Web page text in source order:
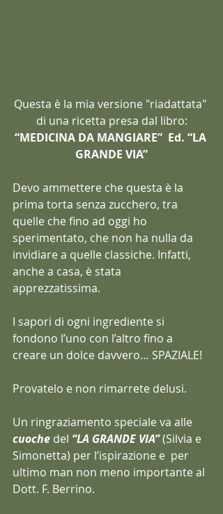
Questa è la mia versione "riadattata"
di una ricetta presa dal libro:
“MEDICINA DA MANGIARE”  Ed. “LA
GRANDE VIA”
Devo ammettere che questa è la
prima torta senza zucchero, tra
quelle che fino ad oggi ho
sperimentato, che non ha nulla da
invidiare a quelle classiche. Infatti,
anche a casa, è stata
apprezzatissima.
I sapori di ogni ingrediente si
fondono l’uno con l’altro fino a
creare un dolce davvero… SPAZIALE!
Provatelo e non rimarrete delusi.
Un ringraziamento speciale va alle
cuoche del “LA GRANDE VIA” (Silvia e
Simonetta) per l’ispirazione e  per
ultimo man non meno importante al
Dott. F. Berrino.